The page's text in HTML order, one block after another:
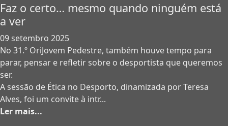
Faz o certo… mesmo quando ninguém está
a ver
09 setembro 2025
No 31.º OriJovem Pedestre, também houve tempo para
parar, pensar e refletir sobre o desportista que queremos
ser.
A sessão de Ética no Desporto, dinamizada por Teresa
Alves, foi um convite à intr...
Ler mais...